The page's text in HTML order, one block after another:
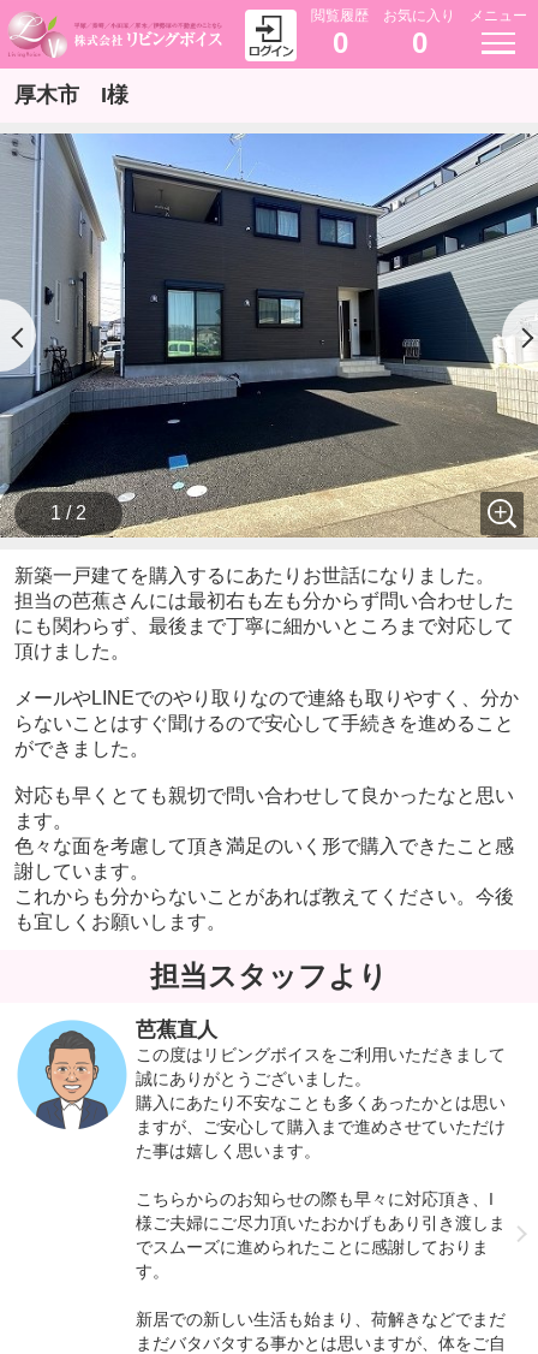
閲覧履歴
0
お気に入り
0
メニュー
厚木市 I様
1 / 2
新築一戸建てを購入するにあたりお世話になりました。
担当の芭蕉さんには最初右も左も分からず問い合わせした
にも関わらず、最後まで丁寧に細かいところまで対応して
頂けました。
メールやLINEでのやり取りなので連絡も取りやすく、分か
らないことはすぐ聞けるので安心して手続きを進めること
ができました。
対応も早くとても親切で問い合わせして良かったなと思い
ます。
色々な面を考慮して頂き満足のいく形で購入できたこと感
謝しています。
これからも分からないことがあれば教えてください。今後
も宜しくお願いします。
担当スタッフより
芭蕉直人
この度はリビングボイスをご利用いただきまして
誠にありがとうございました。
購入にあたり不安なことも多くあったかとは思い
ますが、ご安心して購入まで進めさせていただけ
た事は嬉しく思います。
こちらからのお知らせの際も早々に対応頂き、I
様ご夫婦にご尽力頂いたおかげもあり引き渡しま
でスムーズに進められたことに感謝しておりま
す。
新居での新しい生活も始まり、荷解きなどでまだ
まだバタバタする事かとは思いますが、体をご自